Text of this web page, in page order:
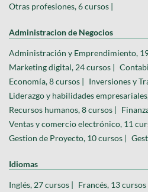
Otras profesiones, 6 cursos |
Administracion de Negocios
Administración y Emprendimiento,
Marketing digital, 24 cursos |
Economía, 8 cursos | Inversiones y
Liderazgo y habilidades
Recursos humanos, 8 cursos |
Ventas y comercio electrónico, 11
Gestion de Proyecto, 10 cursos |
Idiomas
Inglés, 27 cursos | Francés, 13 cursos